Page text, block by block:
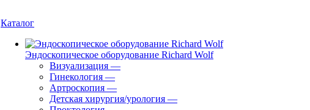
Каталог
Эндоскопическое оборудование Richard Wolf
Визуализация —
Гинекология —
Артроскопия —
Детская хирургия/урология —